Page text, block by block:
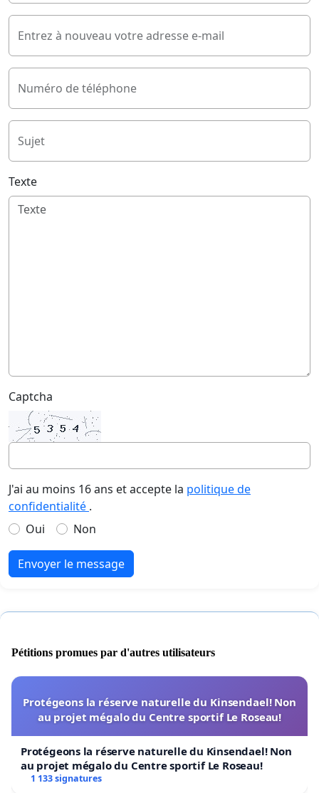
Entrez à nouveau votre adresse e-mail
Numéro de téléphone
Sujet
Texte
Captcha
J'ai au moins 16 ans et accepte la politique de
confidentialité .
Oui
Non
Envoyer le message
Pétitions promues par d'autres utilisateurs
Protégeons la réserve naturelle du Kinsendael! Non
au projet mégalo du Centre sportif Le Roseau!
Protégeons la réserve naturelle du Kinsendael! Non
au projet mégalo du Centre sportif Le Roseau!
1 133 signatures